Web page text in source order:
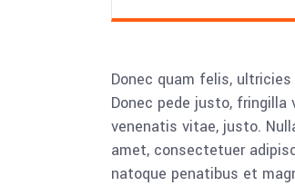
Donec quam felis,
Donec pede justo,
venenatis vitae, justo.
amet, consectetuer
natoque penatibus et